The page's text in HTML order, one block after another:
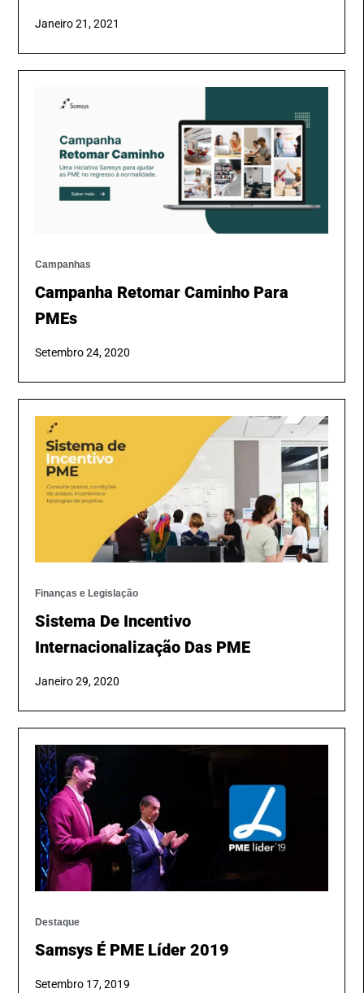
Janeiro 21, 2021
Campanhas
Campanha Retomar Caminho Para
PMEs
Setembro 24, 2020
Finanças e Legislação
Sistema De Incentivo
Internacionalização Das PME
Janeiro 29, 2020
Destaque
Samsys É PME Líder 2019
Setembro 17, 2019